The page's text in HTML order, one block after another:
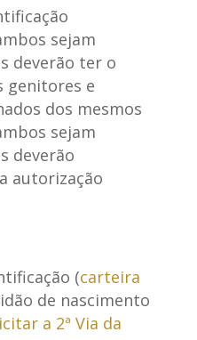
sejam
deverão ter o
genitores e
dos mesmos
sejam
deverão
autorização
(carteira
de nascimento
a 2ª Via da